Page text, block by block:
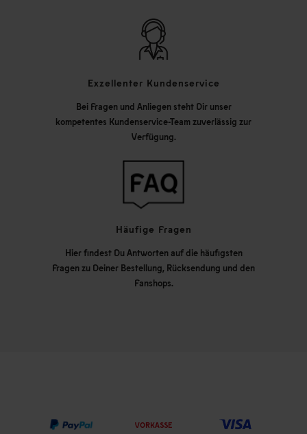
Exzellenter Kundenservice
Bei Fragen und Anliegen steht Dir unser
kompetentes Kundenservice-Team zuverlässig zur
Verfügung.
Häufige Fragen
Hier findest Du Antworten auf die häufigsten
Fragen zu Deiner Bestellung, Rücksendung und den
Fanshops.
VORKASSE